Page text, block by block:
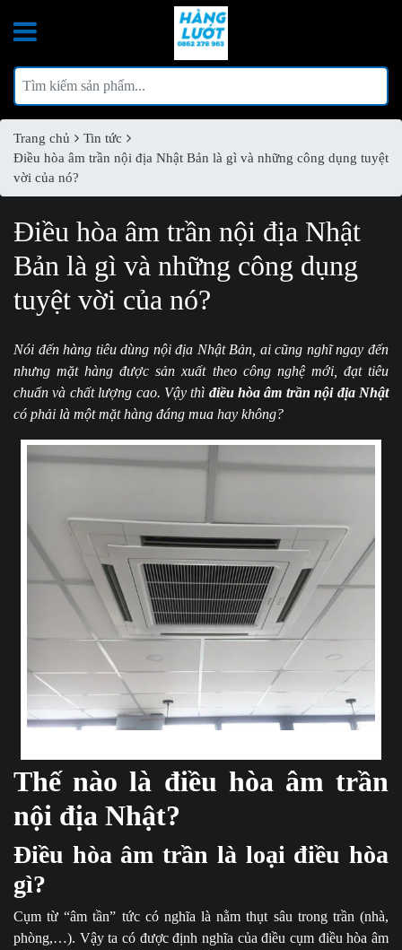
Trang chủ
Tin tức
Điều hòa âm trần nội địa Nhật Bản là gì và những công dụng tuyệt
vời của nó?
Điều hòa âm trần nội địa Nhật
Bản là gì và những công dụng
tuyệt vời của nó?
Nói đến hàng tiêu dùng nội địa Nhật Bản, ai cũng nghĩ ngay đến
nhưng mặt hàng được sản xuất theo công nghệ mới, đạt tiêu
chuẩn và chất lượng cao. Vậy thì điều hòa âm trần nội địa Nhật
có phải là một mặt hàng đáng mua hay không?
Thế nào là điều hòa âm trần
nội địa Nhật?
Điều hòa âm trần là loại điều hòa
gì?
Cụm từ “âm tần” tức có nghĩa là nằm thụt sâu trong trần (nhà,
phòng,…). Vậy ta có được định nghĩa của điều cụm điều hòa âm